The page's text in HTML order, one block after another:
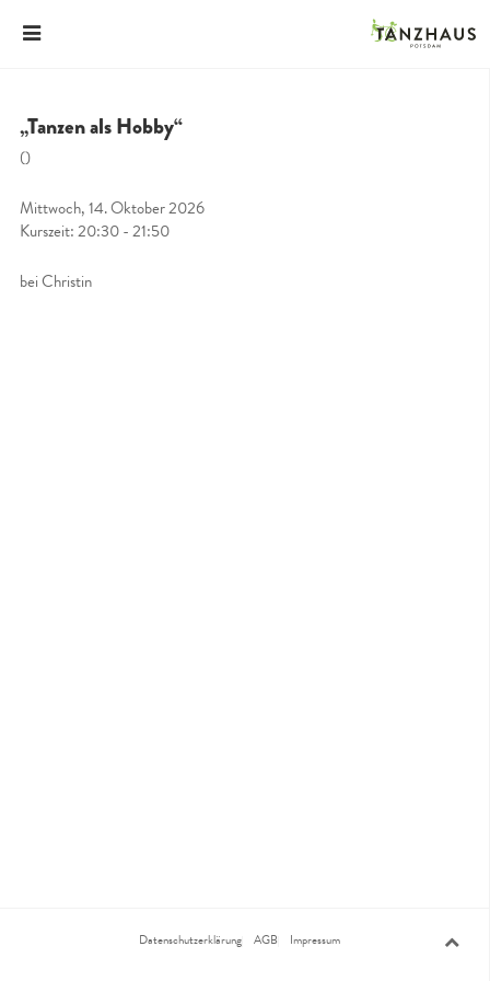
„Tanzen als Hobby“
()
Mittwoch, 14. Oktober 2026
Kurszeit: 20:30 - 21:50
bei Christin
Datenschutzerklärung AGB Impressum